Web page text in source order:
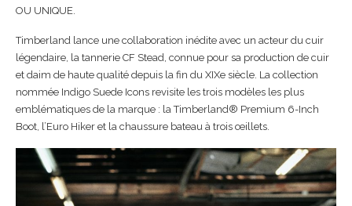
OU UNIQUE.
Timberland lance une collaboration inédite avec un acteur du cuir
légendaire, la tannerie CF Stead, connue pour sa production de cuir
et daim de haute qualité depuis la fin du XIXe siècle. La collection
nommée Indigo Suede Icons revisite les trois modèles les plus
emblématiques de la marque : la Timberland® Premium 6-Inch
Boot, l’Euro Hiker et la chaussure bateau à trois œillets.